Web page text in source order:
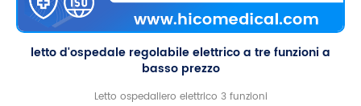
letto d'ospedale regolabile elettrico a tre funzioni a
basso prezzo
Letto ospedaliero elettrico 3 funzioni